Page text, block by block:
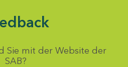
Sie mit der Website der
SAB?